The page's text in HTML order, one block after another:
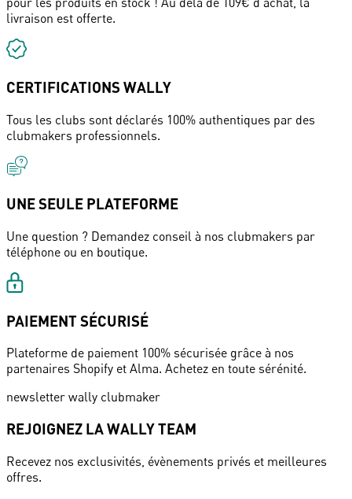
livraison est offerte.
CERTIFICATIONS WALLY
Tous les clubs sont déclarés 100% authentiques par des
clubmakers professionnels.
UNE SEULE PLATEFORME
Une question ? Demandez conseil à nos clubmakers par
téléphone ou en boutique.
PAIEMENT SÉCURISÉ
Plateforme de paiement 100% sécurisée grâce à nos
partenaires Shopify et Alma. Achetez en toute sérénité.
newsletter wally clubmaker
REJOIGNEZ LA WALLY TEAM
Recevez nos exclusivités, évènements privés et meilleures
offres.